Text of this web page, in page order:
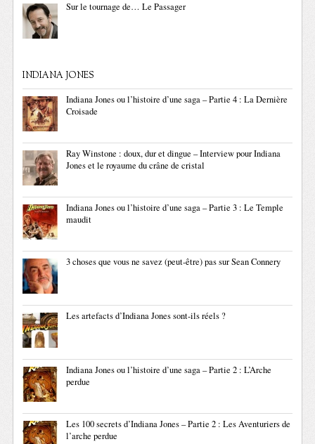
Sur le tournage de… Le Passager
INDIANA JONES
Indiana Jones ou l’histoire d’une saga – Partie 4 : La Dernière
Croisade
Ray Winstone : doux, dur et dingue – Interview pour Indiana
Jones et le royaume du crâne de cristal
Indiana Jones ou l’histoire d’une saga – Partie 3 : Le Temple
maudit
3 choses que vous ne savez (peut-être) pas sur Sean Connery
Les artefacts d’Indiana Jones sont-ils réels ?
Indiana Jones ou l’histoire d’une saga – Partie 2 : L’Arche
perdue
Les 100 secrets d’Indiana Jones – Partie 2 : Les Aventuriers de
l’arche perdue